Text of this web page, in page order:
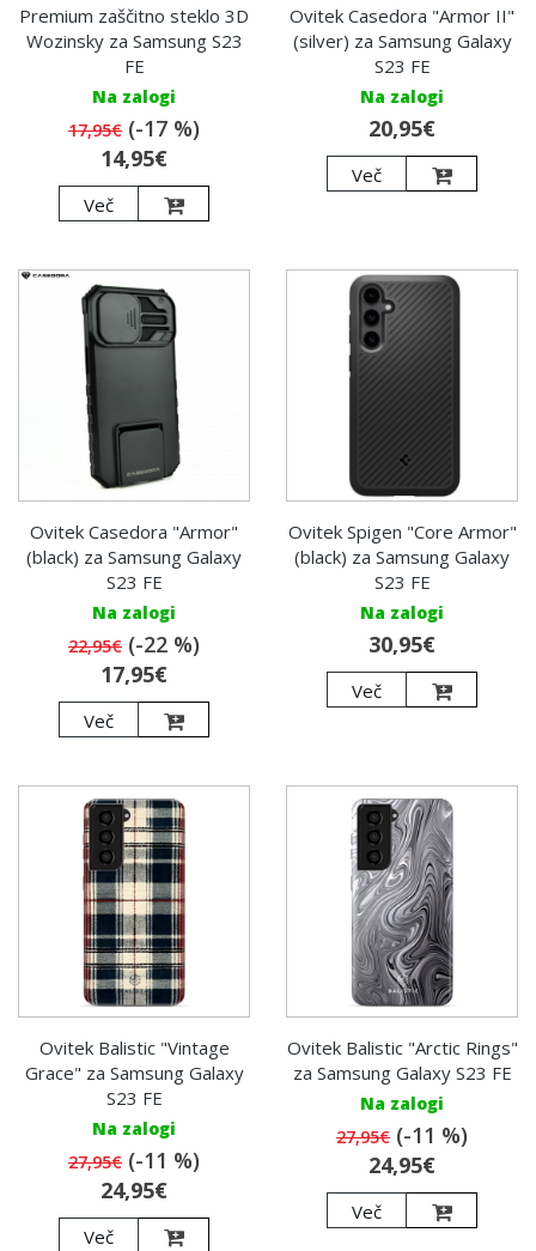
Premium zaščitno steklo 3D
Wozinsky za Samsung S23
FE
Na zalogi
17,95€ (-17 %)
14,95€
Več
Ovitek Casedora "Armor II"
(silver) za Samsung Galaxy
S23 FE
Na zalogi
20,95€
Več
Ovitek Casedora "Armor"
(black) za Samsung Galaxy
S23 FE
Na zalogi
22,95€ (-22 %)
17,95€
Več
Ovitek Spigen "Core Armor"
(black) za Samsung Galaxy
S23 FE
Na zalogi
30,95€
Več
Ovitek Balistic "Vintage
Grace" za Samsung Galaxy
S23 FE
Na zalogi
27,95€ (-11 %)
24,95€
Več
Ovitek Balistic "Arctic Rings"
za Samsung Galaxy S23 FE
Na zalogi
27,95€ (-11 %)
24,95€
Več